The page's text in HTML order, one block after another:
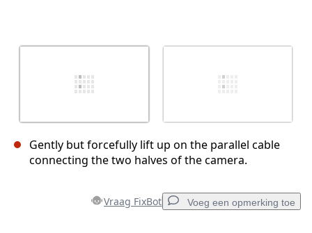
Gently but forcefully lift up on the parallel cable
connecting the two halves of the camera.
Vraag FixBot Voeg een opmerking toe